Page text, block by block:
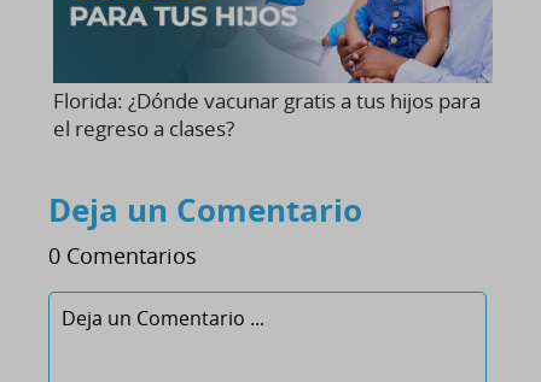
Florida: ¿Dónde vacunar gratis a tus hijos para
el regreso a clases?
Deja un Comentario
0 Comentarios